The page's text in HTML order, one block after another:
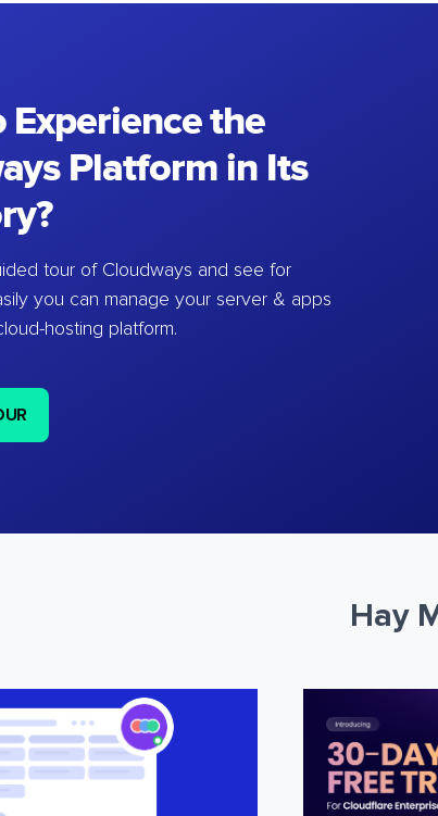
Experience the
Platform in Its
tour of Cloudways and see for
you can manage your server & apps
hosting platform.
Hay